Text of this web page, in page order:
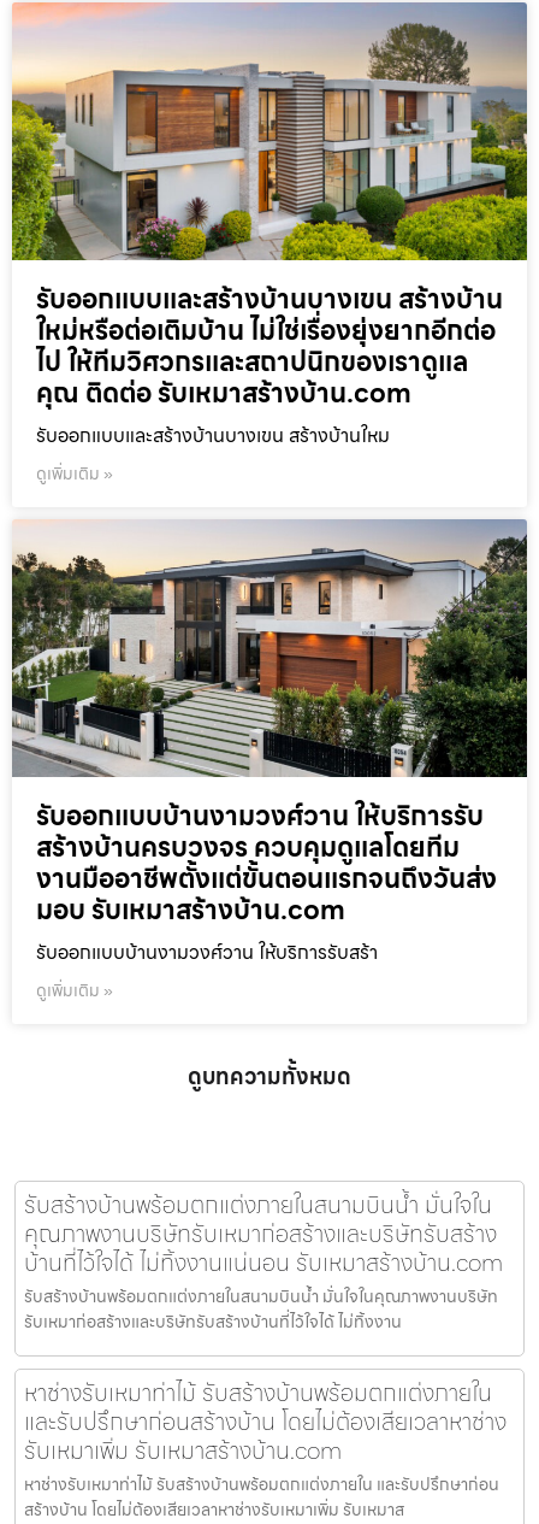
รับออกแบบและสร้างบ้านบางเขน สร้างบ้าน
ใหม่หรือต่อเติมบ้าน ไม่ใช่เรื่องยุ่งยากอีกต่อ
ไป ให้ทีมวิศวกรและสถาปนิกของเราดูแล
คุณ ติดต่อ รับเหมาสร้างบ้าน.com
รับออกแบบและสร้างบ้านบางเขน สร้างบ้านใหม
ดูเพิ่มเติม »
รับออกแบบบ้านงามวงศ์วาน ให้บริการรับ
สร้างบ้านครบวงจร ควบคุมดูแลโดยทีม
งานมืออาชีพตั้งแต่ขั้นตอนแรกจนถึงวันส่ง
มอบ รับเหมาสร้างบ้าน.com
รับออกแบบบ้านงามวงศ์วาน ให้บริการรับสร้า
ดูเพิ่มเติม »
ดูบทความทั้งหมด
รับสร้างบ้านพร้อมตกแต่งภายในสนามบินน้ำ มั่นใจใน
คุณภาพงานบริษัทรับเหมาก่อสร้างและบริษัทรับสร้าง
บ้านที่ไว้ใจได้ ไม่ทิ้งงานแน่นอน รับเหมาสร้างบ้าน.com
รับสร้างบ้านพร้อมตกแต่งภายในสนามบินน้ำ มั่นใจในคุณภาพงานบริษัท
รับเหมาก่อสร้างและบริษัทรับสร้างบ้านที่ไว้ใจได้ ไม่ทิ้งงาน
หาช่างรับเหมาท่าไม้ รับสร้างบ้านพร้อมตกแต่งภายใน
และรับปรึกษาก่อนสร้างบ้าน โดยไม่ต้องเสียเวลาหาช่าง
รับเหมาเพิ่ม รับเหมาสร้างบ้าน.com
หาช่างรับเหมาท่าไม้ รับสร้างบ้านพร้อมตกแต่งภายใน และรับปรึกษาก่อน
สร้างบ้าน โดยไม่ต้องเสียเวลาหาช่างรับเหมาเพิ่ม รับเหมาส